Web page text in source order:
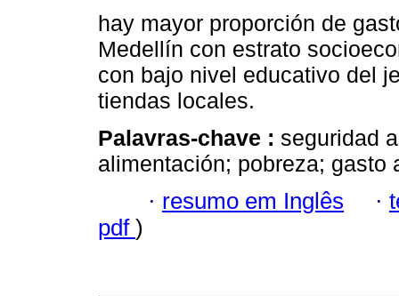
hay mayor proporción de
Medellín con estrato
con bajo nivel educativo del
tiendas locales.
Palavras-chave : seguridad
alimentación; pobreza; gasto
· resumo em Inglês ·
pdf )